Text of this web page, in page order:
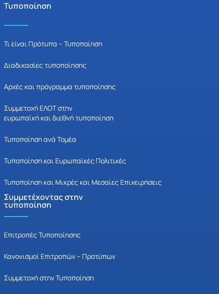
Τυποποίηση
Τι είναι Πρότυπα – Τυποποίηση
Διαδικασίες τυποποίησης
Αρχές και πρόγραμμα τυποποίησης
Συμμετοχή ΕΛΟΤ στην
ευρωπαϊκή και διεθνή τυποποίηση
Τυποποίηση ανά Τομέα
Τυποποίηση και Ευρωπαϊκές Πολιτικές
Τυποποίηση και Μικρές και Μεσαίες Επιχειρήσεις
Συμμετέχοντας στην
τυποποίηση
Επιτροπές Τυποποίησης
Κανονισμοί Επιτροπών – Προτύπων
Συμμετοχή στην Τυποποίηση